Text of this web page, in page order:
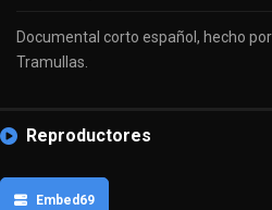
Documental corto español, hecho
Tramullas.
Reproductores
Embed69